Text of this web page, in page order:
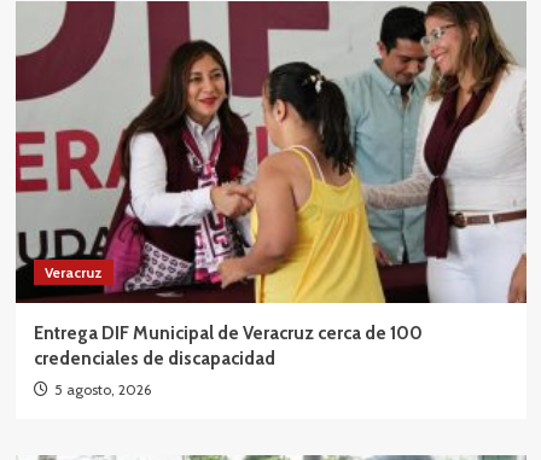
Veracruz
Entrega DIF Municipal de Veracruz cerca de 100
credenciales de discapacidad
5 agosto, 2026